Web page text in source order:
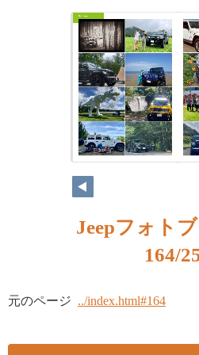
Jeepフォト
164/
元のページ ../index.html#164